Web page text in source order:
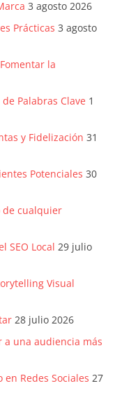
3 agosto 2026
Prácticas 3 agosto
la
Palabras Clave 1
y Fidelización 31
Potenciales 30
de cualquier
SEO Local 29 julio
Visual
28 julio 2026
una audiencia más
Redes Sociales 27